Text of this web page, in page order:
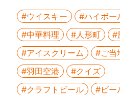
#ウイスキー
#ハイボー
#中華料理
#人形町
#
#アイスクリーム
#ご当
#羽田空港
#クイズ
#クラフトビール
#ビー